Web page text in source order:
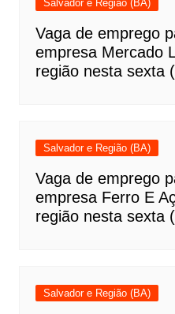
Salvador e Região (BA)
Vaga de emprego
empresa Mercado
região nesta sexta
Salvador e Região (BA)
Vaga de emprego
empresa Ferro E
região nesta sexta
Salvador e Região (BA)